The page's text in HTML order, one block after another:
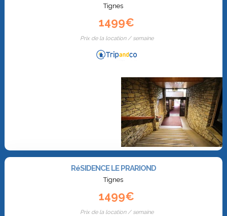
Tignes
1499€
Prix de la location / semaine
RéSIDENCE LE PRARIOND
Tignes
1499€
Prix de la location / semaine